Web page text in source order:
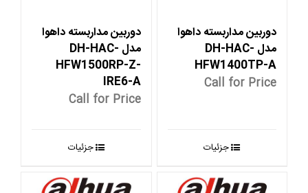
دوربین مداربسته داهوا
مدل DH-HAC-
HFW1400TP-A
Call for Price
جزئیات
دوربین مداربسته داهوا
مدل DH-HAC-
HFW1500RP-Z-
IRE6-A
Call for Price
جزئیات